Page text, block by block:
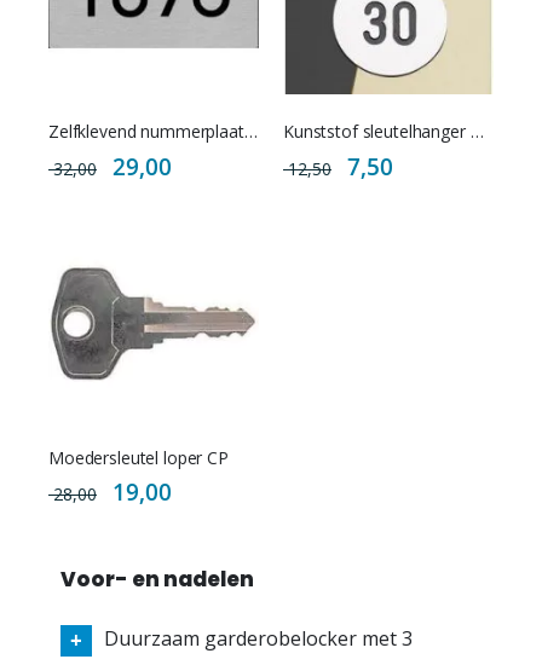
Zelfklevend nummerplaatje RVS
32,00
Special
Price
29,00
Kunststof sleutelhanger met S-haak
12,50
Special
Price
7,50
Moedersleutel loper CP
28,00
Special
Price
19,00
Voor- en nadelen
Duurzaam garderobelocker met 3